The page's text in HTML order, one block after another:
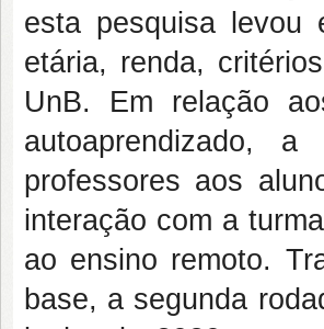
esta pesquisa levou
etária, renda,
UnB. Em relação
autoaprendizado,
professores aos
interação com a
ao ensino remoto.
base, a segunda